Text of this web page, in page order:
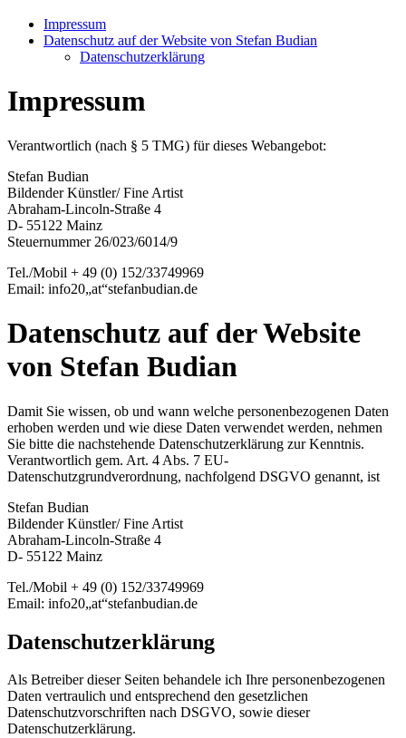
Impressum
Datenschutz auf der Website von Stefan Budian
Datenschutzerklärung
Impressum
Verantwortlich (nach § 5 TMG) für dieses Webangebot:
Stefan Budian
Bildender Künstler/ Fine Artist
Abraham-Lincoln-Straße 4
D- 55122 Mainz
Steuernummer 26/023/6014/9
Tel./Mobil + 49 (0) 152/33749969
Email: info20„at“stefanbudian.de
Datenschutz auf der Website
von Stefan Budian
Damit Sie wissen, ob und wann welche personenbezogenen Daten
erhoben werden und wie diese Daten verwendet werden, nehmen
Sie bitte die nachstehende Datenschutzerklärung zur Kenntnis.
Verantwortlich gem. Art. 4 Abs. 7 EU-
Datenschutzgrundverordnung, nachfolgend DSGVO genannt, ist
Stefan Budian
Bildender Künstler/ Fine Artist
Abraham-Lincoln-Straße 4
D- 55122 Mainz
Tel./Mobil + 49 (0) 152/33749969
Email: info20„at“stefanbudian.de
Datenschutzerklärung
Als Betreiber dieser Seiten behandele ich Ihre personenbezogenen
Daten vertraulich und entsprechend den gesetzlichen
Datenschutzvorschriften nach DSGVO, sowie dieser
Datenschutzerklärung.